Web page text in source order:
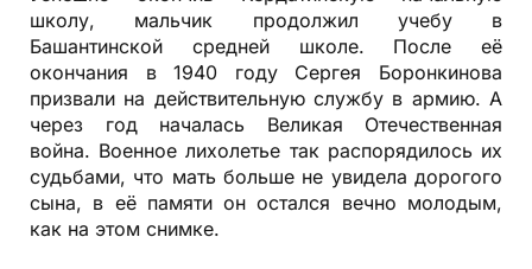
школу, мальчик продолжил учебу в
Башантинской средней школе. После её
окончания в 1940 году Сергея Боронкинова
призвали на действительную службу в армию. А
через год началась Великая Отечественная
война. Военное лихолетье так распорядилось их
судьбами, что мать больше не увидела дорогого
сына, в её памяти он остался вечно молодым,
как на этом снимке.